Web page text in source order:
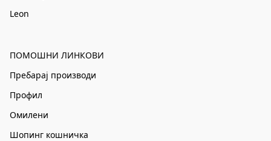
Leon
ПОМОШНИ ЛИНКОВИ
Пребарај производи
Профил
Омилени
Шопинг кошничка